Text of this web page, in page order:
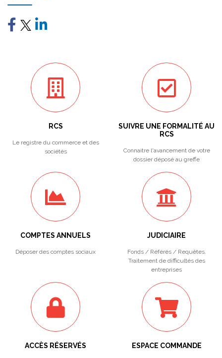
RCS
Le registre du commerce et des
sociétés
SUIVRE UNE FORMALITÉ AU
RCS
Connaitre l'avancement de votre
dossier déposé au greffe
COMPTES ANNUELS
Déposer des comptes sociaux
JUDICIAIRE
Fonds / Référés / Requêtes.
Traitement de difficultés des
entreprises
ACCÈS RÉSERVÉS ESPACE COMMANDE